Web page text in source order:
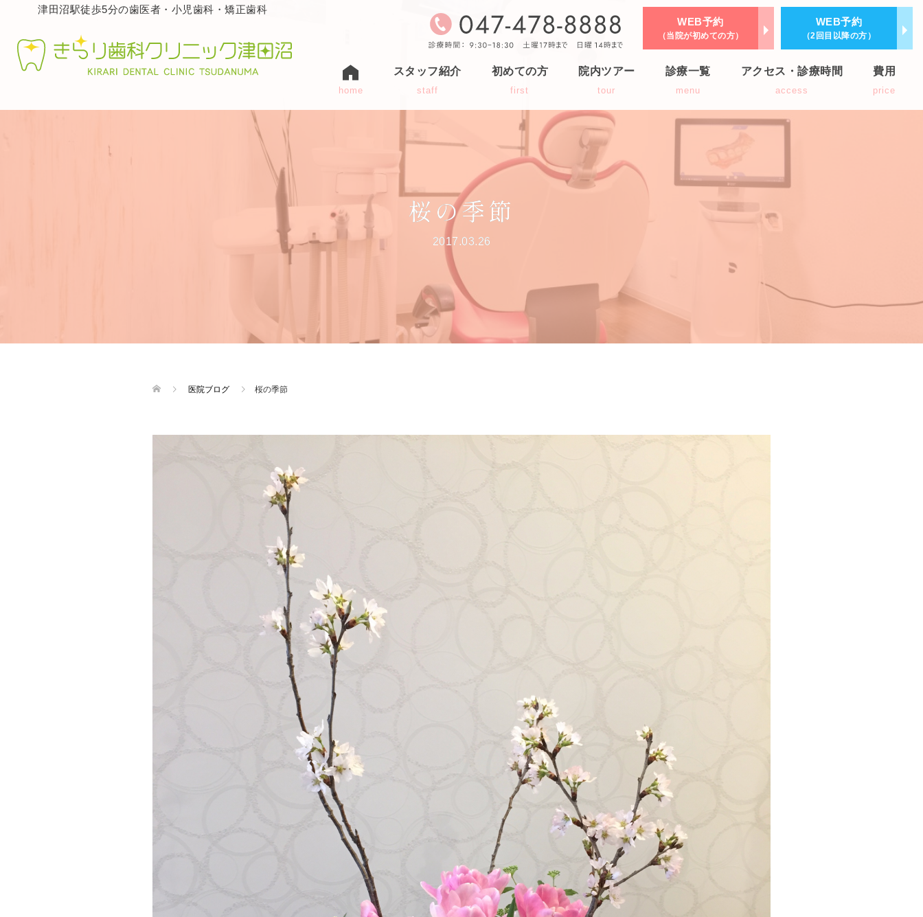
津田沼駅徒歩5分の歯医者・小児歯科・矯正歯科
WEB予約
（当院が初めての方）
WEB予約
（2回目以降の方）
home
スタッフ紹介
staff
初めての方
first
院内ツアー
tour
診療一覧
menu
アクセス・診療時間
access
費用
price
桜の季節
2017.03.26
医院ブログ 桜の季節